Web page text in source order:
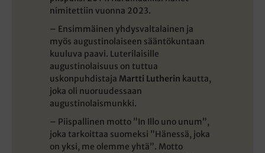
nimitettiin vuonna 2023.
– Ensimmäinen yhdysvaltalainen ja
myös augustinolaiseen sääntökuntaan
kuuluva paavi. Luterilaisille
augustinolaisuus on tuttua
uskonpuhdistaja Martti Lutherin kautta,
joka oli nuoruudessaan
augustinolaismunkki.
– Piispallinen motto ”In Illo uno unum”,
joka tarkoittaa suomeksi ”Hänessä, joka
on yksi, me olemme yhtä”. Motto